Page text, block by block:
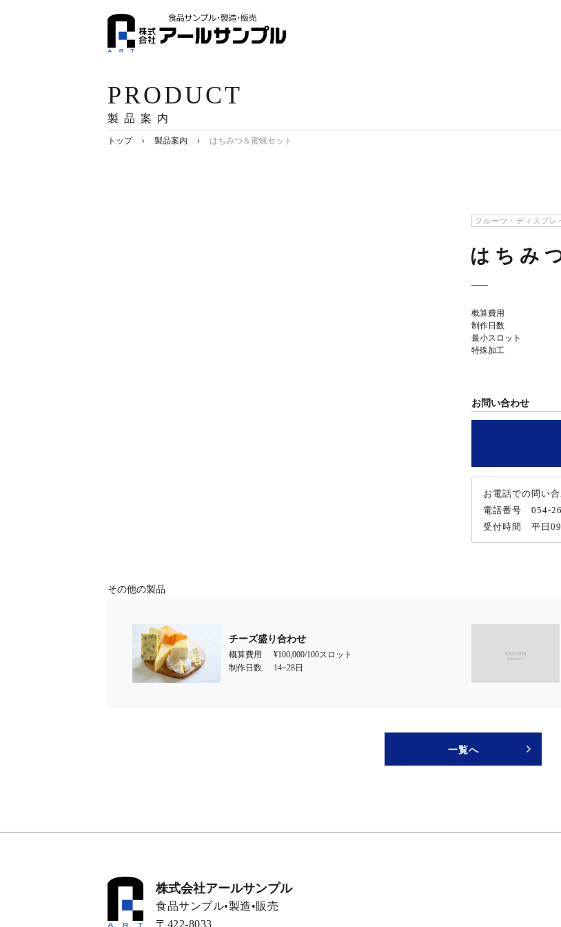
PRODUCT
製品案内
トップ › 製品案内 › はちみつ＆蜜蝋セット
フルーツ・ディスプレ
はちみ
概算費用
制作日数
最小スロット
特殊加工
お問い合わせ
お電話での問い
電話番号 054-
受付時間 平日
その他の製品
チーズ盛り合わせ
概算費用
¥100,000/100スロット
制作日数
14~28日
一覧へ >
株式会社アールサンプル
食品サンプル•製造•販売
〒422-8033